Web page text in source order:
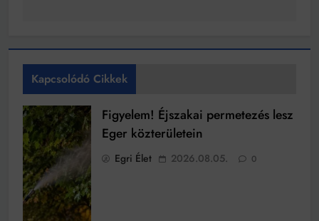
Kapcsolódó Cikkek
Figyelem! Éjszakai permetezés lesz
Eger közterületein
Egri Élet 2026.08.05. 0